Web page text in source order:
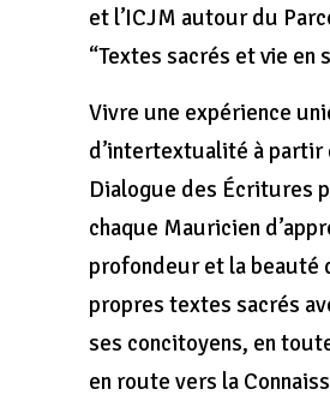
et l’ICJM autour du
“Textes sacrés et vie en
Vivre une expérience
d’intertextualité à partir
Dialogue des Écritures
chaque Mauricien
profondeur et la beauté
propres textes sacrés
ses concitoyens, en
en route vers la